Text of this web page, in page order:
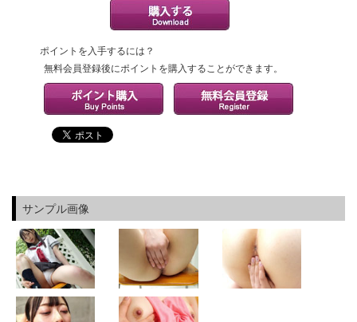
ポイントを入手するには？
無料会員登録後にポイントを購入することができます。
サンプル画像